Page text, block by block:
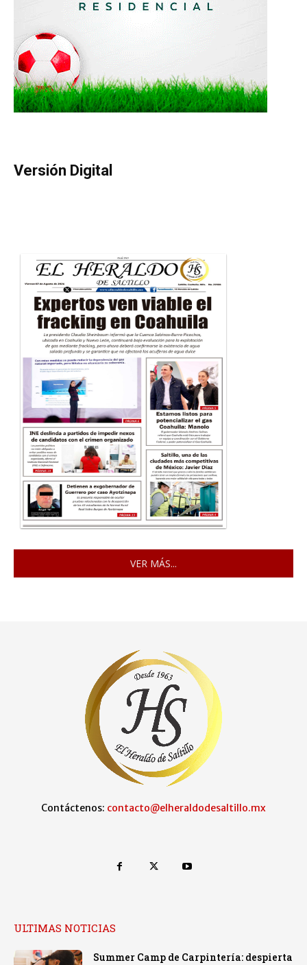
Versión Digital
VER MÁS...
Contáctenos: contacto@elheraldodesaltillo.mx
ULTIMAS NOTICIAS
Summer Camp de Carpintería: despierta